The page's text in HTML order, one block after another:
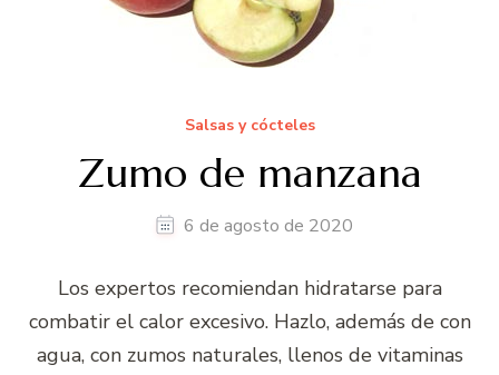
Salsas y cócteles
Zumo de manzana
6 de agosto de 2020
Los expertos recomiendan hidratarse para
combatir el calor excesivo. Hazlo, además de con
agua, con zumos naturales, llenos de vitaminas